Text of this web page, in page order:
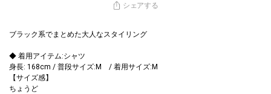
シェアする
ブラック系でまとめた大人なスタイリング
◆ 着用アイテム:シャツ
身長: 168cm / 普段サイズ:M / 着用サイズ:M
【サイズ感】
ちょうど